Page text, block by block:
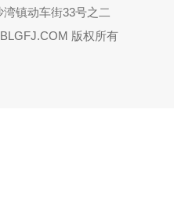
很强，能够根据客户施工
实际情况，生产出不同产
镇动车街33号之二
版权所有